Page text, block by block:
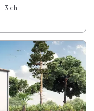
| 3 ch.